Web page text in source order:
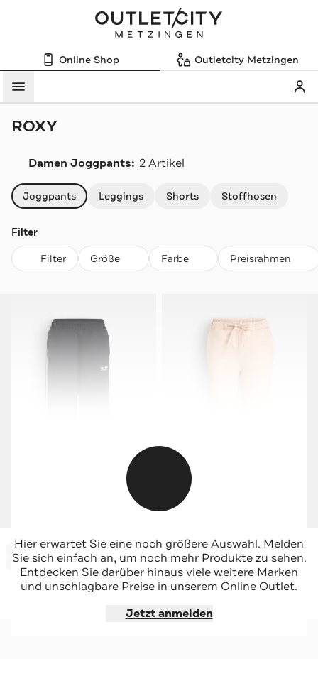
Online Shop Outletcity Metzingen
Menü
ROXY
Damen Joggpants: 2 Artikel
Joggpants Leggings Shorts Stoffhosen
Filter
Filter Größe Farbe Preisrahmen
ROXY
Sweatpants 'Essential Energy'
-43%*
Sale
Jetzt shoppen
ROXY
Joggpants 'Rise & Vibe' apricot
-58%*
Sale
Special
Jetzt shoppen
Hier erwartet Sie eine noch größere Auswahl. Melden
Sie sich einfach an, um noch mehr Produkte zu sehen.
Entdecken Sie darüber hinaus viele weitere Marken
und unschlagbare Preise in unserem Online Outlet.
Jetzt anmelden